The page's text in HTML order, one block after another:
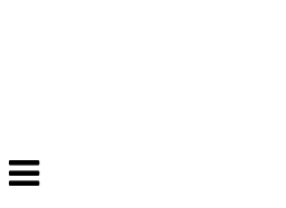
Veksle
navigasjon